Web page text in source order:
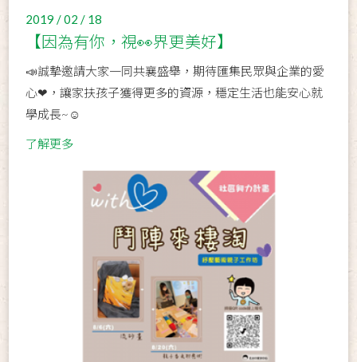
2019 / 02 / 18
【因為有你，視👀界更美好】
📣誠摯邀請大家一同共襄盛舉，期待匯集民眾與企業的愛
心❤，讓家扶孩子獲得更多的資源，穩定生活也能安心就
學成長~☺
了解更多